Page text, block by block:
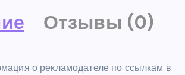
Отзывы (0)
о рекламодателе по ссылкам в